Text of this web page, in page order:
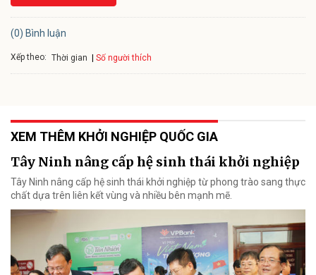
(0) Bình luận
Xếp theo: Thời gian Số người thích
XEM THÊM KHỞI NGHIỆP QUỐC GIA
Tây Ninh nâng cấp hệ sinh thái khởi nghiệp
Tây Ninh nâng cấp hệ sinh thái khởi nghiệp từ phong trào sang thực
chất dựa trên liên kết vùng và nhiều bên mạnh mẽ.